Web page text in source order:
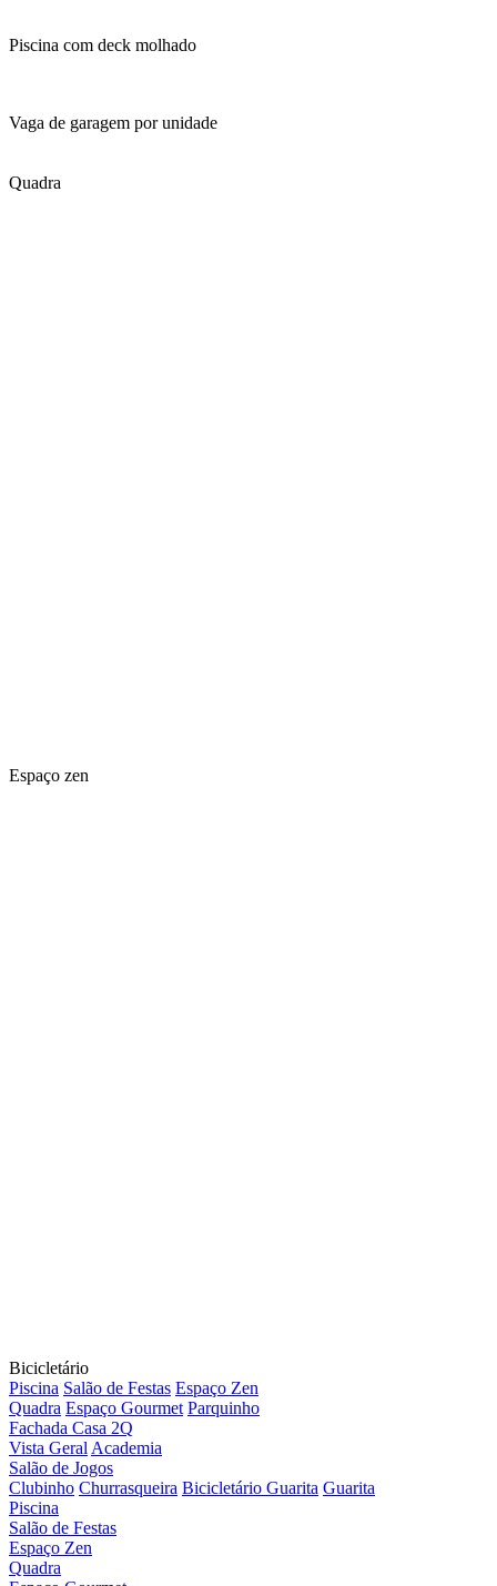
Piscina com deck molhado
Vaga de garagem por unidade
Quadra
Espaço zen
Bicicletário
Piscina Salão de Festas Espaço Zen
Quadra Espaço Gourmet Parquinho
Fachada Casa 2Q
Vista Geral Academia
Salão de Jogos
Clubinho Churrasqueira Bicicletário Guarita Guarita
Piscina
Salão de Festas
Espaço Zen
Quadra